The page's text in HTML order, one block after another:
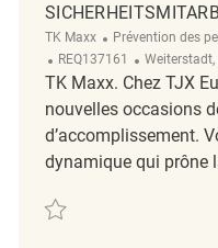
TK Maxx Catégorie
Prévention des
ReqId
REQ137161 Weiterstadt,
TK Maxx. Chez TJX
nouvelles occasions
d’accomplissement.
dynamique qui prône
Sauvegarder